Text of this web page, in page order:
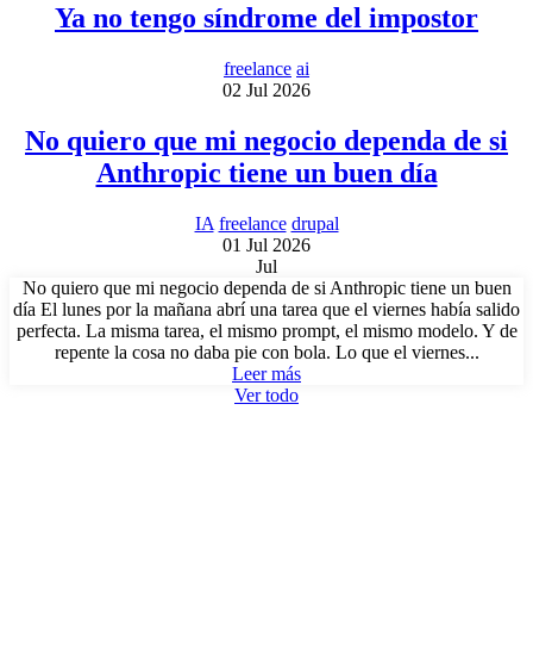
Ya no tengo síndrome del impostor
freelance ai
02 Jul 2026
No quiero que mi negocio dependa de si
Anthropic tiene un buen día
IA freelance drupal
01 Jul 2026
Jul
No quiero que mi negocio dependa de si Anthropic tiene un buen
día El lunes por la mañana abrí una tarea que el viernes había salido
perfecta. La misma tarea, el mismo prompt, el mismo modelo. Y de
repente la cosa no daba pie con bola. Lo que el viernes...
Leer más
Ver todo